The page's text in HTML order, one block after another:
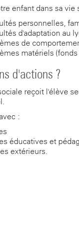
enfant dans sa
personnelles,
d'adaptation au
de
matériels (fonds
d'actions ?
reçoit l'élève
:
éducatives et
extérieurs.